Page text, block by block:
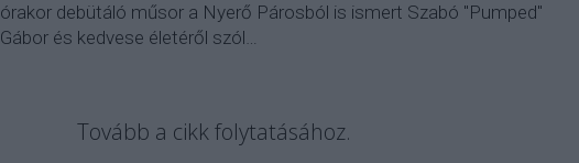
órakor debütáló műsor a Nyerő Párosból is ismert Szabó "Pumped"
Gábor és kedvese életéről szól…
Tovább a cikk folytatásához.